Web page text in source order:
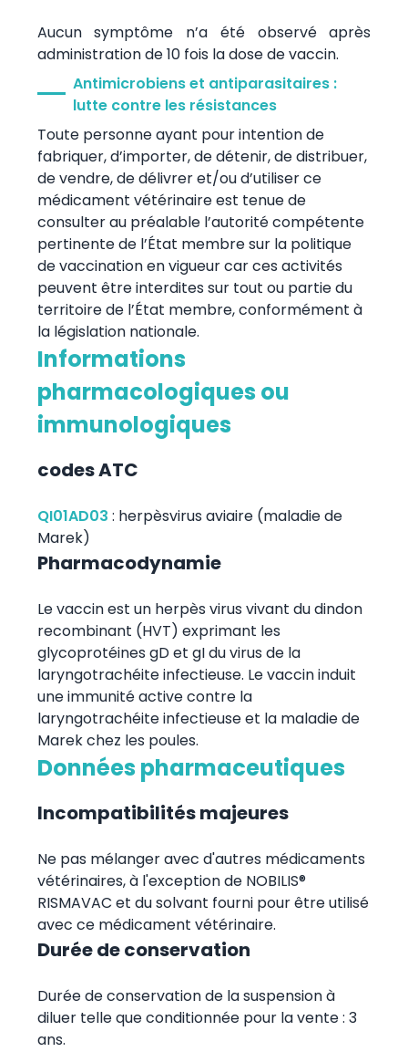
Aucun symptôme n’a été observé après
administration de 10 fois la dose de vaccin.
Antimicrobiens et antiparasitaires :
lutte contre les résistances
Toute personne ayant pour intention de
fabriquer, d’importer, de détenir, de distribuer,
de vendre, de délivrer et/ou d’utiliser ce
médicament vétérinaire est tenue de
consulter au préalable l’autorité compétente
pertinente de l’État membre sur la politique
de vaccination en vigueur car ces activités
peuvent être interdites sur tout ou partie du
territoire de l’État membre, conformément à
la législation nationale.
Informations
pharmacologiques ou
immunologiques
codes ATC
QI01AD03 : herpèsvirus aviaire (maladie de
Marek)
Pharmacodynamie
Le vaccin est un herpès virus vivant du dindon
recombinant (HVT) exprimant les
glycoprotéines gD et gI du virus de la
laryngotrachéite infectieuse. Le vaccin induit
une immunité active contre la
laryngotrachéite infectieuse et la maladie de
Marek chez les poules.
Données pharmaceutiques
Incompatibilités majeures
Ne pas mélanger avec d'autres médicaments
vétérinaires, à l'exception de NOBILIS®
RISMAVAC et du solvant fourni pour être utilisé
avec ce médicament vétérinaire.
Durée de conservation
Durée de conservation de la suspension à
diluer telle que conditionnée pour la vente : 3
ans.